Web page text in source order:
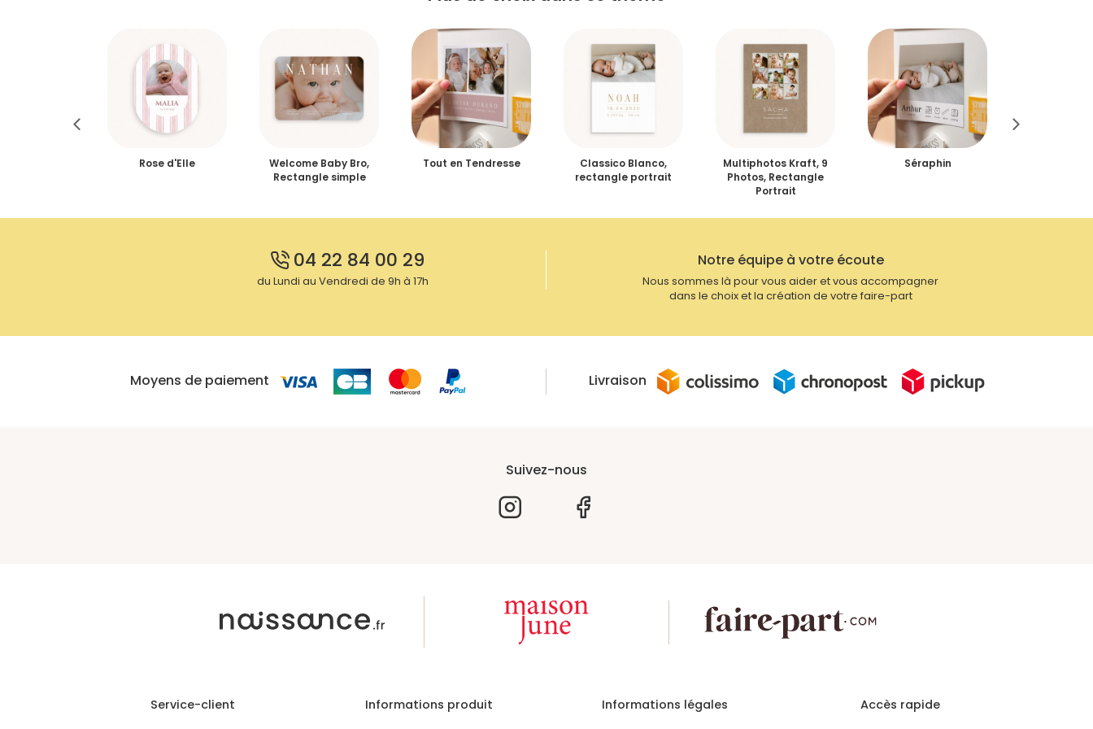
Rose d'Elle
Welcome Baby Bro,
Rectangle simple
Tout en Tendresse
Classico Blanco,
rectangle portrait
Multiphotos Kraft, 9
Photos, Rectangle
Portrait
Séraphin
04 22 84 00 29
du Lundi au Vendredi de 9h à 17h
Notre équipe à votre écoute
Nous sommes là pour vous aider et vous accompagner
dans le choix et la création de votre faire-part
Moyens de paiement Livraison
Suivez-nous
Service-client
Informations produit
Informations légales
Accès rapide